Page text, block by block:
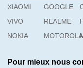
XIAOMI GOOGLE
VIVO
REALME
NOKIA
MOTOROLA